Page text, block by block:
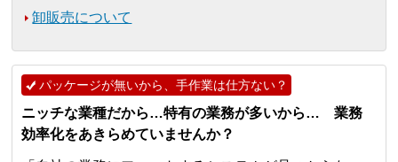
卸販売について
パッケージが無いから、手作業は仕方ない？
ニッチな業種だから…特有の業務が多いから… 業務
効率化をあきらめていませんか？